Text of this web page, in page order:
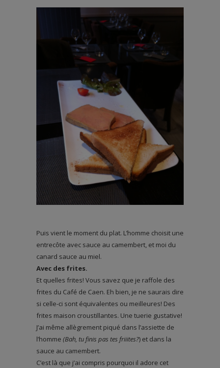
Puis vient le moment du plat. L’homme choisit une
entrecôte avec sauce au camembert, et moi du
canard sauce au miel.
Avec des frites.
Et quelles frites! Vous savez que je raffole des
frites du Café de Caen. Eh bien, je ne saurais dire
si celle-ci sont équivalentes ou meilleures! Des
frites maison croustillantes. Une tuerie gustative!
J’ai même allègrement piqué dans l’assiette de
l’homme (Bah, tu finis pas tes friiites?) et dans la
sauce au camembert.
C’est là que j’ai compris pourquoi il adore cet